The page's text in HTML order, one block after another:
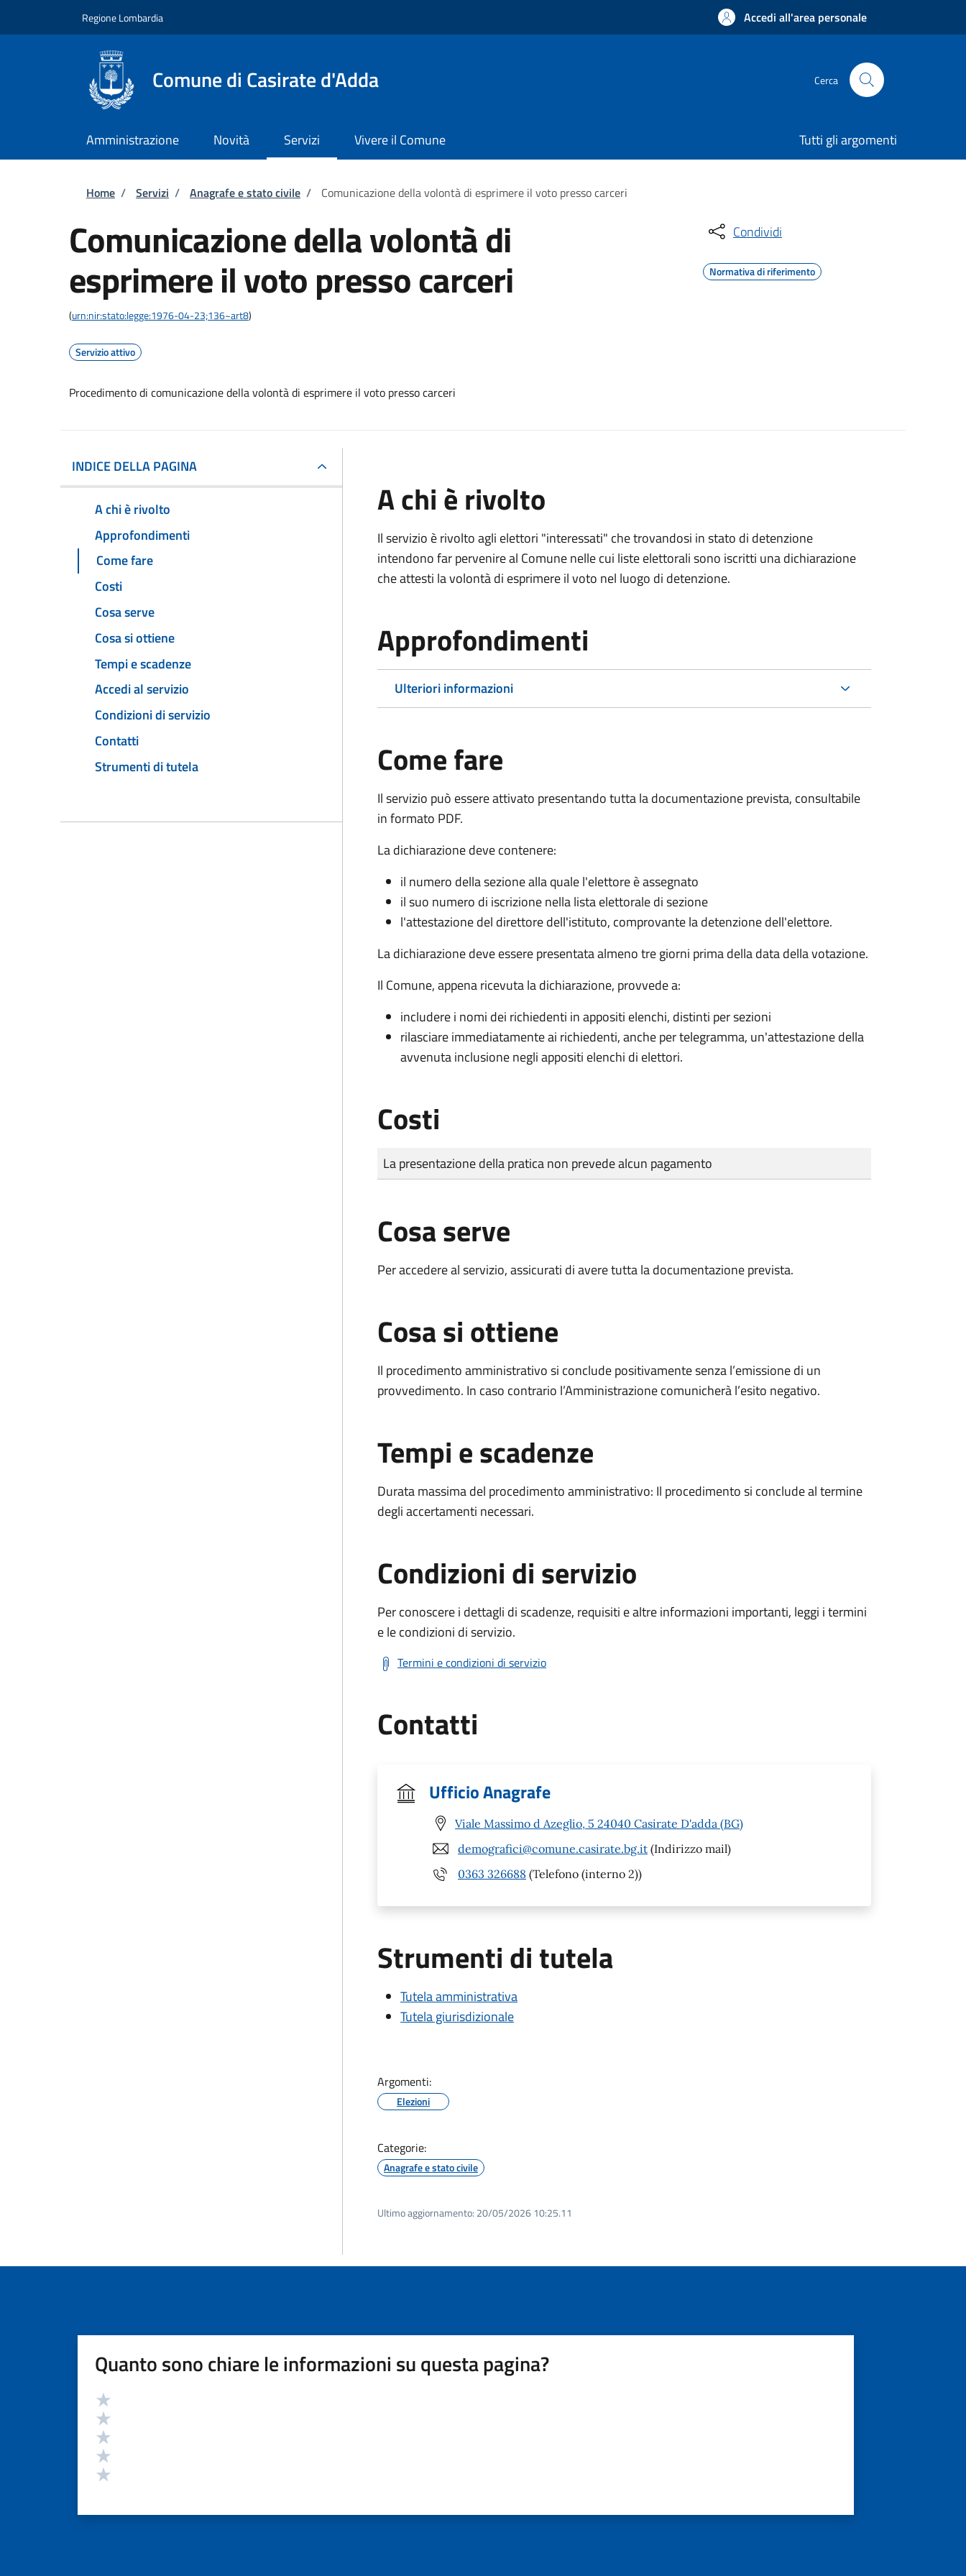
Regione Lombardia Accedi all'area personale
Comune di Casirate d'Adda Cerca
Amministrazione Novità Servizi Vivere il Comune Tutti gli argomenti
Briciole di pane
Home / Servizi / Anagrafe e stato civile / Comunicazione della volontà di esprimere il voto presso carceri
Comunicazione della volontà di
esprimere il voto presso carceri
(urn:nir:stato:legge:1976-04-23;136~art8)
Servizio attivo
Procedimento di comunicazione della volontà di esprimere il voto presso carceri
Condividi
Normativa di riferimento
INDICE DELLA PAGINA
A chi è rivolto
Approfondimenti
Come fare
Costi
Cosa serve
Cosa si ottiene
Tempi e scadenze
Accedi al servizio
Condizioni di servizio
Contatti
Strumenti di tutela
A chi è rivolto
Il servizio è rivolto agli elettori "interessati" che trovandosi in stato di detenzione
intendono far pervenire al Comune nelle cui liste elettorali sono iscritti una dichiarazione
che attesti la volontà di esprimere il voto nel luogo di detenzione.
Approfondimenti
Ulteriori informazioni
Come fare
Il servizio può essere attivato presentando tutta la documentazione prevista, consultabile
in formato PDF.
La dichiarazione deve contenere:
il numero della sezione alla quale l'elettore è assegnato
il suo numero di iscrizione nella lista elettorale di sezione
l'attestazione del direttore dell'istituto, comprovante la detenzione dell'elettore.
La dichiarazione deve essere presentata almeno tre giorni prima della data della votazione.
Il Comune, appena ricevuta la dichiarazione, provvede a:
includere i nomi dei richiedenti in appositi elenchi, distinti per sezioni
rilasciare immediatamente ai richiedenti, anche per telegramma, un'attestazione della
avvenuta inclusione negli appositi elenchi di elettori.
Costi
Tipo di pagamento
Importo
La presentazione della pratica non prevede alcun pagamento
Cosa serve
Per accedere al servizio, assicurati di avere tutta la documentazione prevista.
Cosa si ottiene
Il procedimento amministrativo si conclude positivamente senza l’emissione di un
provvedimento. In caso contrario l’Amministrazione comunicherà l’esito negativo.
Tempi e scadenze
Durata massima del procedimento amministrativo: Il procedimento si conclude al termine
degli accertamenti necessari.
Condizioni di servizio
Per conoscere i dettagli di scadenze, requisiti e altre informazioni importanti, leggi i termini
e le condizioni di servizio.
Termini e condizioni di servizio
Contatti
Ufficio Anagrafe
Viale Massimo d Azeglio, 5 24040 Casirate D'adda (BG)
demografici@comune.casirate.bg.it (Indirizzo mail)
0363 326688 (Telefono (interno 2))
Strumenti di tutela
Tutela amministrativa
Tutela giurisdizionale
Argomenti:
Elezioni
Categorie:
Anagrafe e stato civile
Ultimo aggiornamento: 20/05/2026 10:25.11
Quanto sono chiare le informazioni su questa pagina?
Valutazione